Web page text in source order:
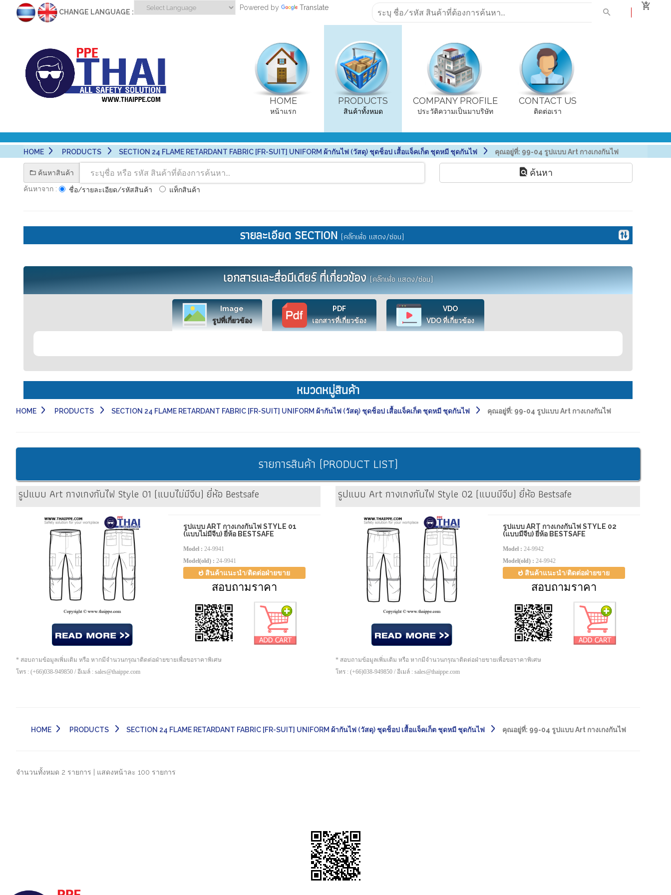
CHANGE LANGUAGE :
Powered by Translate 0
HOME
หน้าแรก
PRODUCTS
สินค้าทั้งหมด
COMPANY PROFILE
ประวัติความเป็นมาบริษัท
CONTACT US
ติดต่อเรา
HOME PRODUCTS SECTION 24 FLAME RETARDANT FABRIC [FR-SUIT] UNIFORM ผ้ากันไฟ (วัสดุ) ชุดช็อป เสื้อแจ็คเก็ต ชุดหมี ชุดกันไฟ คุณอยู่ที่: 99-04 รูปแบบ Art กางเกงกันไฟ
ค้นหาสินค้า
ค้นหาจาก :
ชื่อ/รายละเอียด/รหัสสินค้า แท็กสินค้า
ค้นหา
รายละเอียด SECTION (คลิ๊กเพื่อ แสดง/ซ่อน)
เอกสารและสื่อมีเดียร์ ที่เกี่ยวข้อง(คลิ๊กเพื่อ แสดง/ซ่อน)
Image
รูปที่เกี่ยวข้อง
PDF
เอกสารที่เกี่ยวข้อง
VDO
VDO ที่เกี่ยวข้อง
หมวดหมู่สินค้า
HOME PRODUCTS SECTION 24 FLAME RETARDANT FABRIC [FR-SUIT] UNIFORM ผ้ากันไฟ (วัสดุ) ชุดช็อป เสื้อแจ็คเก็ต ชุดหมี ชุดกันไฟ คุณอยู่ที่: 99-04 รูปแบบ Art กางเกงกันไฟ
รายการสินค้า (PRODUCT LIST)
รูปแบบ Art กางเกงกันไฟ Style 01 (แบบไม่มีจีบ) ยี่ห้อ Bestsafe
รูปแบบ ART กางเกงกันไฟ STYLE 01
(แบบไม่มีจีบ) ยี่ห้อ BESTSAFE
Model : 24-9941
Model(old) : 24-9941
สินค้าแนะนำ/ติดต่อฝ่ายขาย
สอบถามราคา
* สอบถามข้อมูลเพิ่มเติม หรือ หากมีจำนวนกรุณาติดต่อฝ่ายขายเพื่อขอราคาพิเศษ
โทร : (+66)038-949850 / อีเมล์ : sales@thaippe.com
รูปแบบ Art กางเกงกันไฟ Style 02 (แบบมีจีบ) ยี่ห้อ Bestsafe
รูปแบบ ART กางเกงกันไฟ STYLE 02
(แบบมีจีบ) ยี่ห้อ BESTSAFE
Model : 24-9942
Model(old) : 24-9942
สินค้าแนะนำ/ติดต่อฝ่ายขาย
สอบถามราคา
* สอบถามข้อมูลเพิ่มเติม หรือ หากมีจำนวนกรุณาติดต่อฝ่ายขายเพื่อขอราคาพิเศษ
โทร : (+66)038-949850 / อีเมล์ : sales@thaippe.com
HOME PRODUCTS SECTION 24 FLAME RETARDANT FABRIC [FR-SUIT] UNIFORM ผ้ากันไฟ (วัสดุ) ชุดช็อป เสื้อแจ็คเก็ต ชุดหมี ชุดกันไฟ คุณอยู่ที่: 99-04 รูปแบบ Art กางเกงกันไฟ
จำนวนทั้งหมด 2 รายการ | แสดงหน้าละ 100 รายการ